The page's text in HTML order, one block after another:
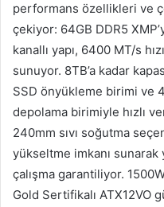
performans özellikleri ve
çekiyor: 64GB DDR5
kanallı yapı, 6400 MT/s
sunuyor. 8TB’a kadar
SSD önyükleme birimi ve
depolama birimiyle hızlı
240mm sıvı soğutma
yükseltme imkanı
çalışma garantiliyor.
Gold Sertifikalı ATX12VO